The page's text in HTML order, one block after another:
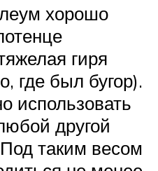
хорошо
гиря
где был бугор).
использовать
другой
таким весом